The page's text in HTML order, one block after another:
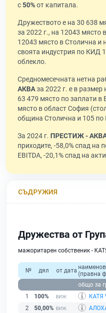
с50%от капитала.
Дружеството е на 30 638
за 2022 г., на 12043 място
12043 място в Столична и
своята индустрия по КИД
облекло.
Средномесечната нетна
АКВАза 2022 г. е в размер
63 479 място по заплати в
място в област София
община Столична и 105 по
За 2024 г. ПРЕСТИЖ -
приходите, -58,0% спад на
EBITDA, -20,1% спад на
СЪДРУЖИЯ
Дружества от
мажоритарен собственик -
№ дял от дата (правна
общо за
1
100%
2
50,00%